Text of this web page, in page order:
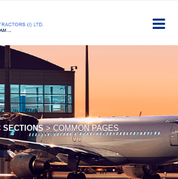
SECTIONS>COMMON PAGES